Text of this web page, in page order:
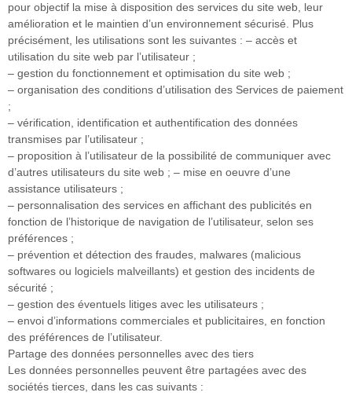
pour objectif la mise à disposition des services du site web, leur
amélioration et le maintien d’un environnement sécurisé. Plus
précisément, les utilisations sont les suivantes : – accès et
utilisation du site web par l’utilisateur ;
– gestion du fonctionnement et optimisation du site web ;
– organisation des conditions d’utilisation des Services de paiement
;
– vérification, identification et authentification des données
transmises par l’utilisateur ;
– proposition à l’utilisateur de la possibilité de communiquer avec
d’autres utilisateurs du site web ; – mise en oeuvre d’une
assistance utilisateurs ;
– personnalisation des services en affichant des publicités en
fonction de l’historique de navigation de l’utilisateur, selon ses
préférences ;
– prévention et détection des fraudes, malwares (malicious
softwares ou logiciels malveillants) et gestion des incidents de
sécurité ;
– gestion des éventuels litiges avec les utilisateurs ;
– envoi d’informations commerciales et publicitaires, en fonction
des préférences de l’utilisateur.
Partage des données personnelles avec des tiers
Les données personnelles peuvent être partagées avec des
sociétés tierces, dans les cas suivants :